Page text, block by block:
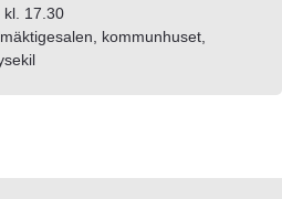
kl. 17.30
kommunhuset,